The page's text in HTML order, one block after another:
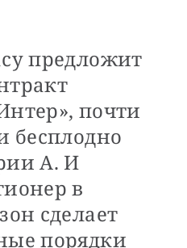
предложит
почти
бесплодно
А. И
в
сделает
порядки